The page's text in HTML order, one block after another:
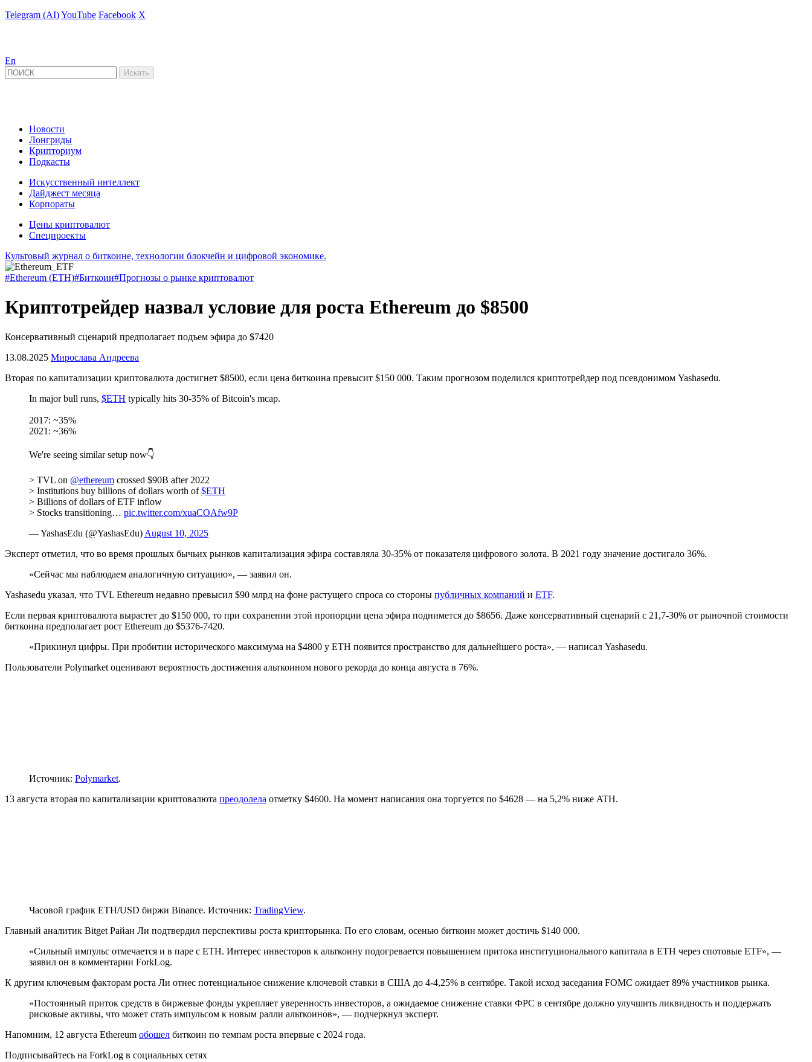
Telegram (AI)YouTube Facebook X
En
Новости
Лонгриды
Крипториум
Подкасты
Искусственный интеллект
Дайджест месяца
Корпораты
Цены криптовалют
Спецпроекты
Культовый журнал о биткоине, технологии блокчейн и цифровой экономике.
#Ethereum (ETH)#Биткоин#Прогнозы о рынке криптовалют
Криптотрейдер назвал условие для роста Ethereum до $8500
Консервативный сценарий предполагает подъем эфира до $7420
13.08.2025 Мирослава Андреева
Вторая по капитализации криптовалюта достигнет $8500, если цена биткоина превысит $150 000. Таким прогнозом поделился криптотрейдер под псевдонимом Yashasedu.
In major bull runs, $ETH typically hits 30-35% of Bitcoin's mcap.
2017: ~35%
2021: ~36%
We're seeing similar setup now👇
> TVL on @ethereum crossed $90B after 2022
> Institutions buy billions of dollars worth of$ETH
> Billions of dollars of ETF inflow
> Stocks transitioning… pic.twitter.com/xuaCOAfw9P
— YashasEdu (@YashasEdu) August 10, 2025
Эксперт отметил, что во время прошлых бычьих рынков капитализация эфира составляла 30-35% от показателя цифрового золота. В 2021 году значение достигало 36%.
«Сейчас мы наблюдаем аналогичную ситуацию», — заявил он.
Yashasedu указал, что TVL Ethereum недавно превысил $90 млрд на фоне растущего спроса со стороны публичных компаний и ETF.
Если первая криптовалюта вырастет до $150 000, то при сохранении этой пропорции цена эфира поднимется до $8656. Даже консервативный сценарий с 21,7-30% от рыночной стоимости
биткоина предполагает рост Ethereum до $5376-7420.
«Прикинул цифры. При пробитии исторического максимума на $4800 у ETH появится пространство для дальнейшего роста», — написал Yashasedu.
Пользователи Polymarket оценивают вероятность достижения альткоином нового рекорда до конца августа в 76%.
Источник: Polymarket.
13 августа вторая по капитализации криптовалюта преодолела отметку $4600. На момент написания она торгуется по $4628 — на 5,2% ниже ATH.
Часовой график ETH/USD биржи Binance. Источник: TradingView.
Главный аналитик Bitget Райан Ли подтвердил перспективы роста крипторынка. По его словам, осенью биткоин может достичь $140 000.
«Сильный импульс отмечается и в паре с ETH. Интерес инвесторов к альткоину подогревается повышением притока институционального капитала в ETH через спотовые ETF», —
заявил он в комментарии ForkLog.
К другим ключевым факторам роста Ли отнес потенциальное снижение ключевой ставки в США до 4-4,25% в сентябре. Такой исход заседания FOMC ожидает 89% участников рынка.
«Постоянный приток средств в биржевые фонды укрепляет уверенность инвесторов, а ожидаемое снижение ставки ФРС в сентябре должно улучшить ликвидность и поддержать
рисковые активы, что может стать импульсом к новым ралли альткоинов», — подчеркнул эксперт.
Напомним, 12 августа Ethereum обошел биткоин по темпам роста впервые с 2024 года.
Подписывайтесь на ForkLog в социальных сетях